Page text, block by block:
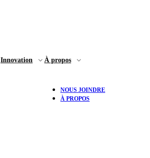
Innovation À propos
NOUS JOINDRE
À PROPOS